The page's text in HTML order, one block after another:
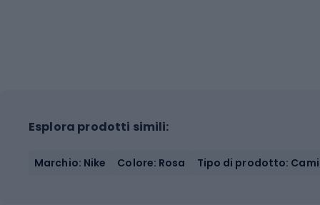
Esplora prodotti simili:
Marchio: Nike Colore: Rosa Tipo di prodotto: